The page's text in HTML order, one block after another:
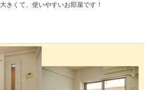
きくて、使いやすいお部屋です！